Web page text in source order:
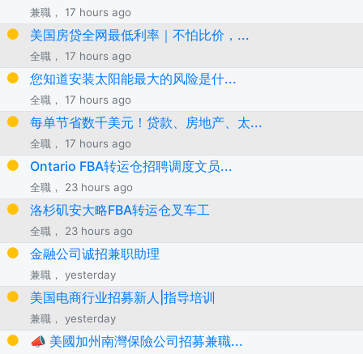
兼職， 17 hours ago
美国房贷全网最低利率｜不怕比价，...
全職， 17 hours ago
您知道安装太阳能最大的风险是什...
全職， 17 hours ago
每单节省数千美元！贷款、房地产、太...
全職， 17 hours ago
Ontario FBA转运仓招聘调度文员...
全職， 23 hours ago
洛杉矶安大略FBA转运仓叉车工
全職， 23 hours ago
金融公司诚招兼职助理
兼職， yesterday
美国电商行业招募新人|指导培训
兼職， yesterday
📣 美國加州南灣保險公司招募兼職...